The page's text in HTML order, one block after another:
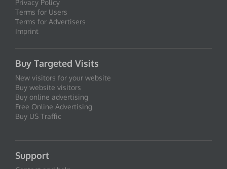
Privacy Policy
Terms for Users
Terms for Advertisers
Imprint
Buy Targeted Visits
New visitors for your website
Buy website visitors
Buy online advertising
Free Online Advertising
Buy US Traffic
Support